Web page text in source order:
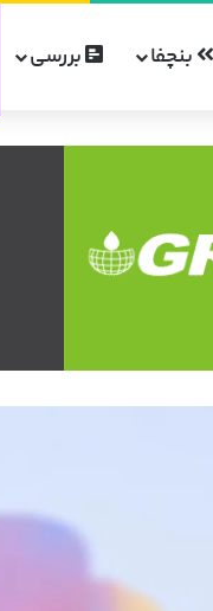
بنچفا بررسی